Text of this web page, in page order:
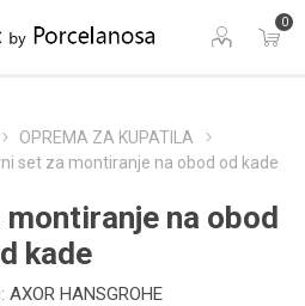
0
OPREMA ZA KUPATILA
set za montiranje na obod od kade
na obod
kade
AXOR HANSGROHE